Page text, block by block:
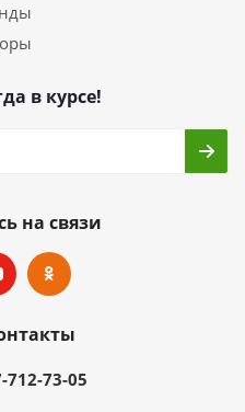
в курсе!
на связи
712-73-05